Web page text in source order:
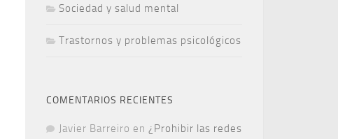
Sociedad y salud mental
Trastornos y problemas psicológicos
COMENTARIOS RECIENTES
Javier Barreiro en ¿Prohibir las redes